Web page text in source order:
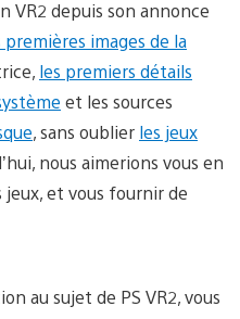
VR2 depuis son annonce
premières images de la
les premiers détails
et les sources
, sans oublier les jeux
nous aimerions vous en
et vous fournir de
au sujet de PS VR2, vous